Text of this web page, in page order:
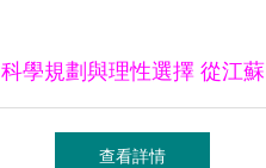
科學規劃與理性選擇 從江蘇
快三走勢圖看個人資產管理之
查看詳情